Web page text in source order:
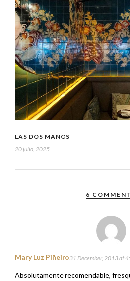
LAS DOS MANOS
20 julio, 2025
6
Mary Luz Piñeiro31 December, 2013 at
Absolutamente recomendable,